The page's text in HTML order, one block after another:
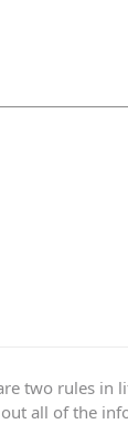
two rules in
all of the